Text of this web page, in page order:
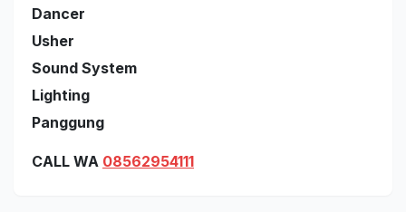
Dancer
Usher
Sound System
Lighting
Panggung
CALL WA 08562954111